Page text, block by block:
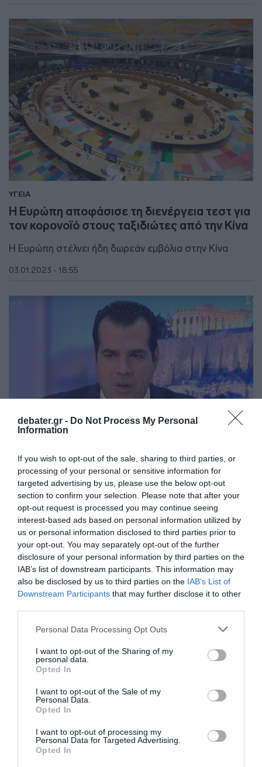
debater.gr - Do Not Process My Personal
Information
If you wish to opt-out of the sale, sharing to third parties, or
processing of your personal or sensitive information for
targeted advertising by us, please use the below opt-out
section to confirm your selection. Please note that after your
opt-out request is processed you may continue seeing
interest-based ads based on personal information utilized by
us or personal information disclosed to third parties prior to
your opt-out. You may separately opt-out of the further
disclosure of your personal information by third parties on the
IAB’s list of downstream participants. This information may
also be disclosed by us to third parties on the IAB’s List of
Downstream Participants that may further disclose it to other
Please note that this website/app uses one or more Google
not limited to your visit or usage behaviour. You may click to
grant or deny consent to Google and its third-party tags to
use your data for below specified purposes in below Google
consent section.
Personal Data Processing Opt Outs
I want to opt-out of the Sharing of my
personal data.
Opted In
I want to opt-out of the Sale of my
Personal Data.
Opted In
I want to opt-out of processing my
Personal Data for Targeted Advertising.
Opted In
ΥΓΕΙΑ
Η Ευρώπη αποφάσισε τη διενέργεια τεστ για
τον κορονοϊό στους ταξιδιώτες από την Κίνα
Η Ευρώπη στέλνει ήδη δωρεάν εμβόλια στην Κίνα
03.01.2023 - 18:55
ΠΟΛΙΤΙΚΗ
Επικίνδυνοι οι ανεμβολίαστοι υγειονομικοί για
τον Πλεύρη – “Ήττα για τη δημόσια υγεία η
απόφαση του ΣτΕ”
Η επιτροπή θα αποφασίσει το πρωτόκολλο της
επιστροφής τους
30.11.2022 - 08:56